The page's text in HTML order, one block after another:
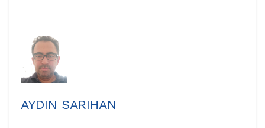
AYDIN SARIHAN